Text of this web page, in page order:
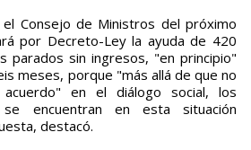
el Consejo de Ministros del próximo
por Decreto-Ley la ayuda de 420
parados sin ingresos, "en principio"
meses, porque "más allá de que no
en el diálogo social, los
encuentran en esta situación
destacó.